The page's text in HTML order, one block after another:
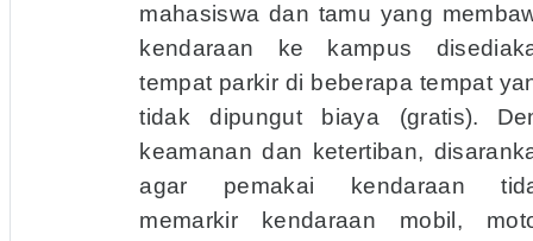
mahasiswa dan tamu yang
kendaraan ke kampus
tempat parkir di beberapa tempat
tidak dipungut biaya (gratis).
keamanan dan ketertiban,
agar pemakai kendaraan
memarkir kendaraan mobil,